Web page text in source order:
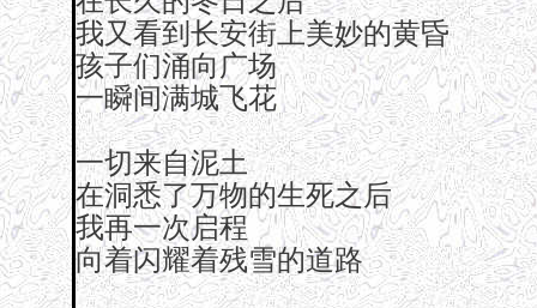
我又看到长安街上美妙的黄昏
孩子们涌向广场
一瞬间满城飞花
一切来自泥土
在洞悉了万物的生死之后
我再一次启程
向着闪耀着残雪的道路